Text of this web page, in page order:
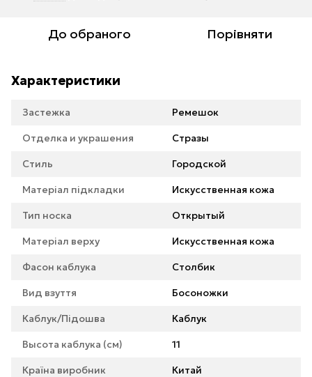
До обраного Порівняти
Характеристики
Застежка Ремешок
Отделка и украшения Стразы
Стиль Городской
Матеріал підкладки Искусственная кожа
Тип носка Открытый
Матеріал верху Искусственная кожа
Фасон каблука Столбик
Вид взуття Босоножки
Каблук/Підошва Каблук
Высота каблука (см) 11
Країна виробник Китай